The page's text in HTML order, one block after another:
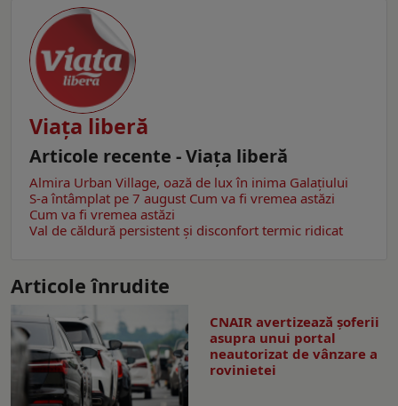
Viaţa liberă
Articole recente - Viaţa liberă
Almira Urban Village, oază de lux în inima Galațiului
S-a întâmplat pe 7 august Cum va fi vremea astăzi
Cum va fi vremea astăzi
Val de căldură persistent și disconfort termic ridicat
Articole înrudite
CNAIR avertizează șoferii
asupra unui portal
neautorizat de vânzare a
rovinietei